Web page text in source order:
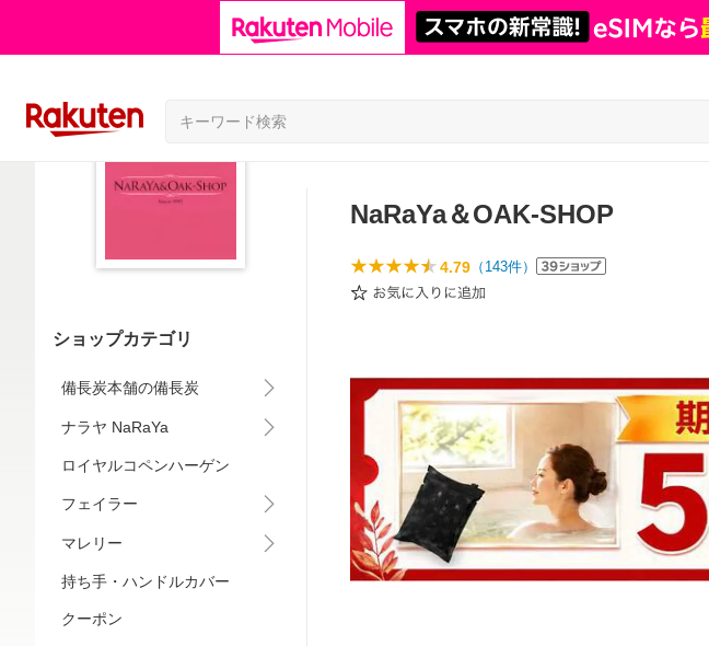
ショップカテゴリ
備長炭本舗の備長炭
ナラヤ NaRaYa
ロイヤルコペンハーゲン
フェイラー
マレリー
持ち手・ハンドルカバー
クーポン
NaRaYa＆OAK-SHOP
4.79 （ 143件）